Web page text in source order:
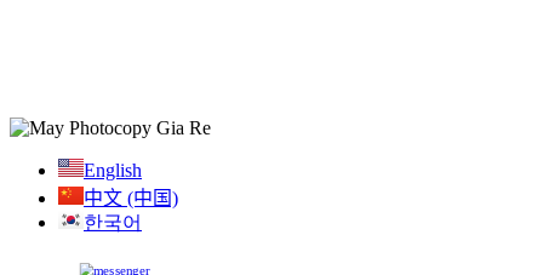
English
中文 (中国)
한국어